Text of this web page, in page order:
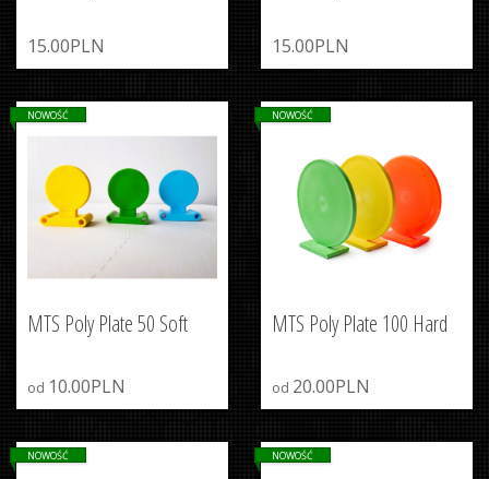
15.00PLN 15.00PLN
MTS Poly Plate 50 Soft
od 10.00PLN
NOWOŚĆ
MTS Poly Plate 100 Hard
od 20.00PLN
NOWOŚĆ
NOWOŚĆ NOWOŚĆ